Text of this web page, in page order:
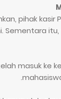
pihak
Sementara
masuk ke